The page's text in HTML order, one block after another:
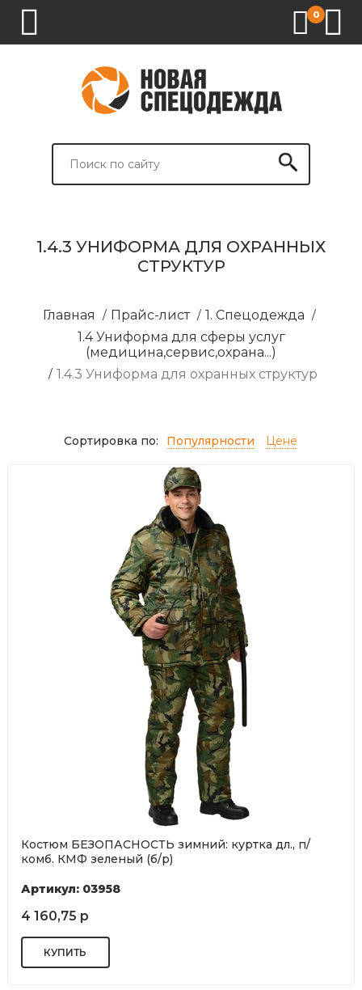
0
СПЕЦОДЕЖДА
СПЕЦОБУВЬ
СРЕДСТВА
ВСПОМОГАТЕЛЬНЫЕ
БРЕНДИРОВАНИЕ
1.4.3 УНИФОРМА ДЛЯ ОХРАННЫХ
СТРУКТУР
Главная / Прайс-лист / 1. Спецодежда /
1.4 Униформа для сферы услуг
(медицина,сервис,охрана...)
/ 1.4.3 Униформа для охранных структур
Сортировка по: Популярности Цене
Костюм БЕЗОПАСНОСТЬ зимний: куртка дл., п/
комб. КМФ зеленый (б/р)
Артикул: 03958
4 160,75 р